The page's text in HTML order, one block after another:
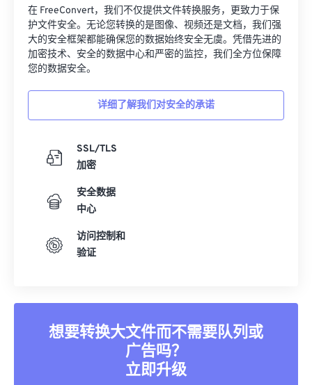
在 FreeConvert，我们不仅提供文件转换服务，更致力于保
护文件安全。无论您转换的是图像、视频还是文档，我们强
大的安全框架都能确保您的数据始终安全无虞。凭借先进的
加密技术、安全的数据中心和严密的监控，我们全方位保障
您的数据安全。
详细了解我们对安全的承诺
SSL/TLS
加密
安全数据
中心
访问控制和
验证
想要转换大文件而不需要队列或
广告吗？
立即升级